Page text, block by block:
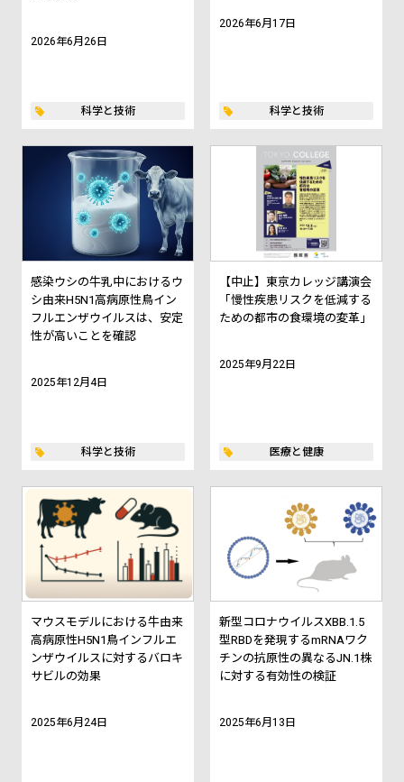
2026年6月26日
科学と技術
2026年6月17日
科学と技術
感染ウシの牛乳中におけるウ
シ由来H5N1高病原性鳥イン
フルエンザウイルスは、安定
性が高いことを確認
2025年12月4日
科学と技術
【中止】東京カレッジ講演会
「慢性疾患リスクを低減する
ための都市の食環境の変革」
2025年9月22日
医療と健康
マウスモデルにおける牛由来
高病原性H5N1鳥インフルエ
ンザウイルスに対するバロキ
サビルの効果
2025年6月24日
新型コロナウイルスXBB.1.5
型RBDを発現するmRNAワク
チンの抗原性の異なるJN.1株
に対する有効性の検証
2025年6月13日